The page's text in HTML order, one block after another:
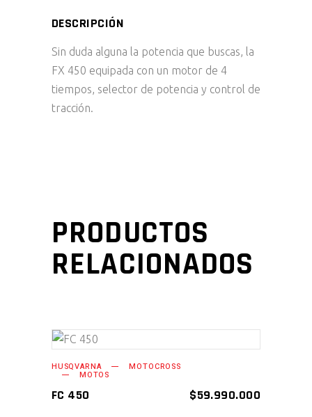
DESCRIPCIÓN
Sin duda alguna la potencia que buscas, la
FX 450 equipada con un motor de 4
tiempos, selector de potencia y control de
tracción.
PRODUCTOS
RELACIONADOS
AÑADIR AL CARRITO
HUSQVARNA MOTOCROSS
MOTOS
FC 450 $59.990.000